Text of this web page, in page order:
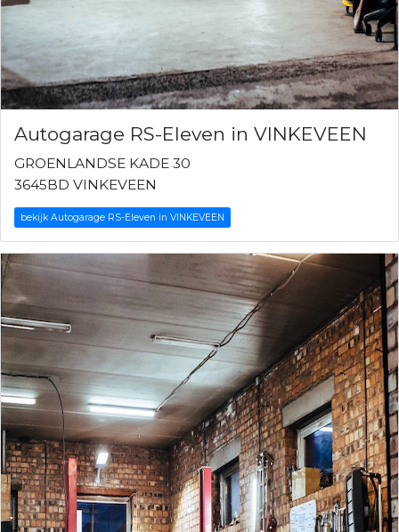
Autogarage RS-Eleven in VINKEVEEN
GROENLANDSE KADE 30
3645BD VINKEVEEN
bekijk Autogarage RS-Eleven in VINKEVEEN